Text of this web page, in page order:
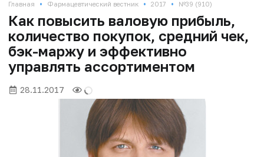
Главная • Фармацевтический вестник • 2017 • №39 (910)
Как повысить валовую прибыль,
количество покупок, средний чек,
бэк-маржу и эффективно
управлять ассортиментом
28.11.2017